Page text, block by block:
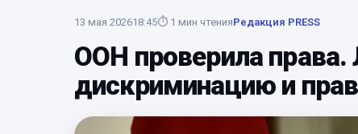
13 мая 202618:45⏱ 1 мин чтенияРедакция PRESS
ООН проверила права.
дискриминацию и